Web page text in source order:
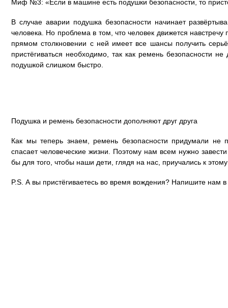
Миф №3: «Если в машине есть подушки безопасности, то
В случае аварии подушка безопасности начинает
человека. Но проблема в том, что человек движется
прямом столкновении с ней имеет все шансы получить
пристёгиваться необходимо, так как ремень безопасности не
подушкой слишком быстро.
Подушка и ремень безопасности дополняют друг друга
Как мы теперь знаем, ремень безопасности придумали
спасает человеческие жизни. Поэтому нам всем нужно
бы для того, чтобы наши дети, глядя на нас, приучались к
P.S. А вы пристёгиваетесь во время вождения? Напишите нам